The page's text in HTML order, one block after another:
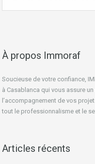
À propos Immoraf
Soucieuse de votre confiance,
à Casablanca qui vous assure
l’accompagnement de vos
tout le professionnalisme et le
Articles récents